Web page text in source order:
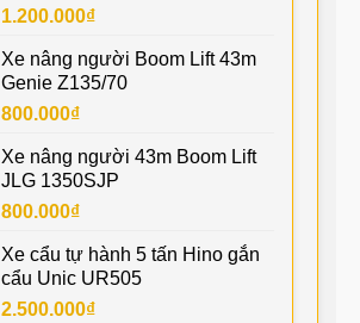
1.200.000₫
Xe nâng người Boom Lift 43m
Genie Z135/70
800.000₫
Xe nâng người 43m Boom Lift
JLG 1350SJP
800.000₫
Xe cẩu tự hành 5 tấn Hino gắn
cẩu Unic UR505
2.500.000₫